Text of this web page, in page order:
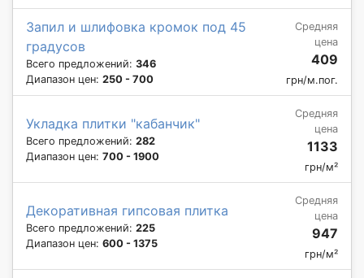
Запил и шлифовка кромок под 45
градусов
Всего предложений: 346
Диапазон цен: 250 - 700
Средняя
цена
409
грн/м.пог.
Укладка плитки "кабанчик"
Всего предложений: 282
Диапазон цен: 700 - 1900
Средняя
цена
1133
грн/м²
Декоративная гипсовая плитка
Всего предложений: 225
Диапазон цен: 600 - 1375
Средняя
цена
947
грн/м²